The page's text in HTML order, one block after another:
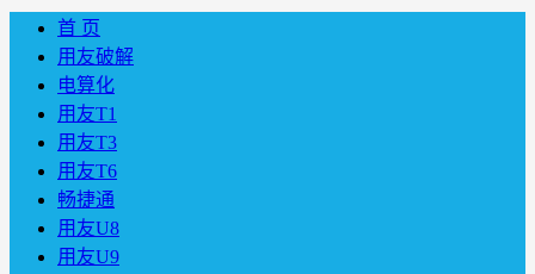
首 页
用友破解
电算化
用友T1
用友T3
用友T6
畅捷通
用友U8
用友U9